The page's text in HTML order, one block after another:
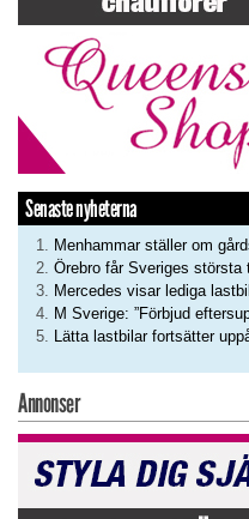
Senaste nyheterna
Menhammar ställer om
Örebro får Sveriges största
Mercedes visar lediga
M Sverige: ”Förbjud
Lätta lastbilar fortsätter
Annonser